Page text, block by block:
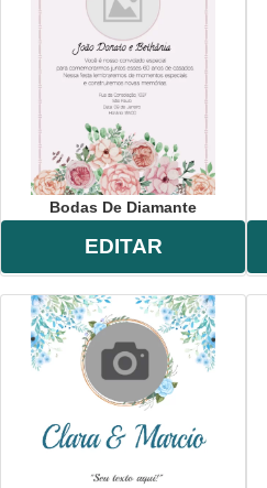
Bodas De Diamante
EDITAR